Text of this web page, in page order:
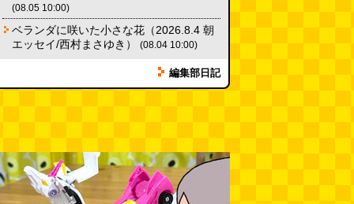
(08.05 10:00)
ベランダに咲いた小さな花（2026.8.4 朝
エッセイ/西村まさゆき）
(08.04 10:00)
編集部日記